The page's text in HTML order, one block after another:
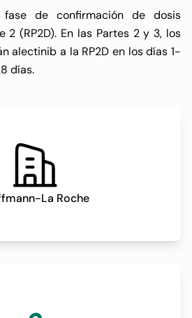
de confirmación de dosis
2 (RP2D). En las Partes 2 y 3, los
alectinib a la RP2D en los días 1-
días.
La Roche